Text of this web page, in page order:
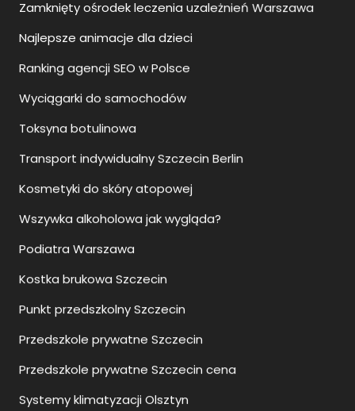
Ranking agencji SEO w Polsce
Wyciągarki do samochodów
Toksyna botulinowa
Transport indywidualny Szczecin Berlin
Kosmetyki do skóry atopowej
Wszywka alkoholowa jak wygląda?
Podiatra Warszawa
Kostka brukowa Szczecin
Punkt przedszkolny Szczecin
Przedszkole prywatne Szczecin
Przedszkole prywatne Szczecin cena
Systemy klimatyzacji Olsztyn
Co to jest szkoła językowa?
Szklane balustrady balkonowe jak czyścić?